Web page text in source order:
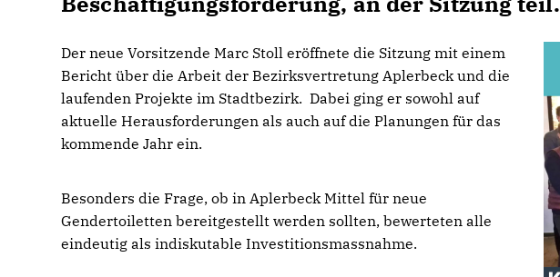
Der neue Vorsitzende Marc Stoll eröffnete die Sitzung mit einem
Bericht über die Arbeit der Bezirksvertretung Aplerbeck und die
laufenden Projekte im Stadtbezirk. Dabei ging er sowohl auf
aktuelle Herausforderungen als auch auf die Planungen für das
kommende Jahr ein.
Besonders die Frage, ob in Aplerbeck Mittel für neue
Gendertoiletten bereitgestellt werden sollten, bewerteten alle
eindeutig als indiskutable Investitionsmassnahme.